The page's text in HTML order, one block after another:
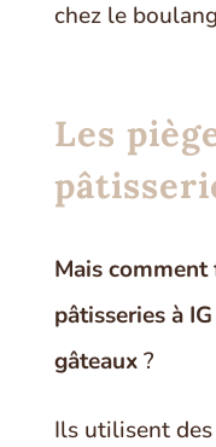
chez le
Les
Mais
pâtisseries à
gâteaux?
Ils utilisent